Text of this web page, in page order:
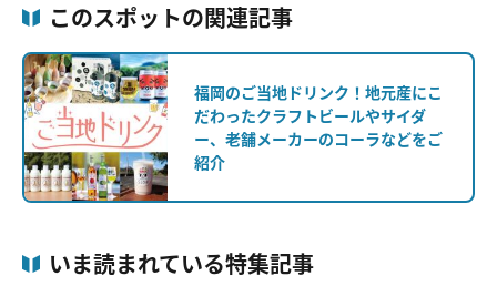
このスポットの関連記事
福岡のご当地ドリンク！地元産にこ
だわったクラフトビールやサイダ
ー、老舗メーカーのコーラなどをご
紹介
いま読まれている特集記事